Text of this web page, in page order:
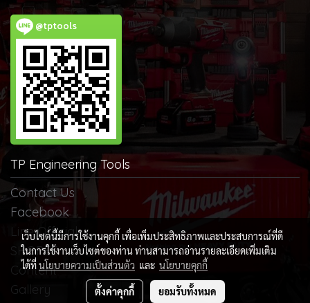
@tptools
TP Engineering Tools
Contact Us
Facebook
Line Official
SHOPEE
Content
Gallery
เว็บไซต์นี้มีการใช้งานคุกกี้ เพื่อเพิ่มประสิทธิภาพและประสบการณ์ที่ดี
ในการใช้งานเว็บไซต์ของท่าน ท่านสามารถอ่านรายละเอียดเพิ่มเติม
ได้ที่นโยบายความเป็นส่วนตัว และ นโยบายคุกกี้
ตั้งค่าคุกกี้ ยอมรับทั้งหมด